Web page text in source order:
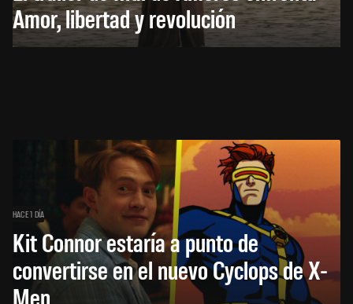
Amor, libertad y revolución
HACE 1 DÍA
Kit Connor estaría a punto de
convertirse en el nuevo Cyclops de X-
Men